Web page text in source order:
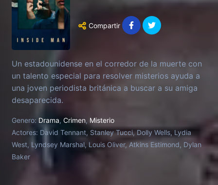
Compartir
Un estadounidense en el corredor de la muerte con
un talento especial para resolver misterios ayuda a
una joven periodista británica a buscar a su amiga
desaparecida.
Genero: Drama, Crimen, Misterio
Actores: David Tennant, Stanley Tucci, Dolly Wells, Lydia
West, Lyndsey Marshal, Louis Oliver, Atkins Estimond, Dylan
Baker